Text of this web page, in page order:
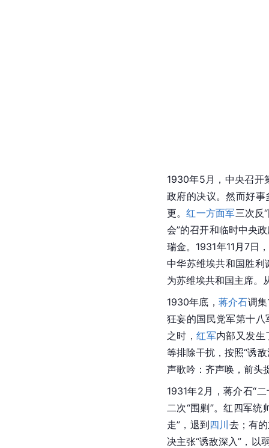
1930年5月，中央召开
政府的决议。然而好事
更。红一方面军三次反
会”的召开和临时中央
瑞金。1931年11月7日
中华苏维埃共和国胜利
为苏维埃共和国主席。
1930年底， 蒋介石调
狂妄的国民党军第十八
之时，红军内部又发生
等排除干扰，按照“诱
声歌吟：齐声唤，前头
1931年2月，蒋介石“
二次“围剿”。红四军统
走”，退到四川去；有
决主张“诱敌深入”，以